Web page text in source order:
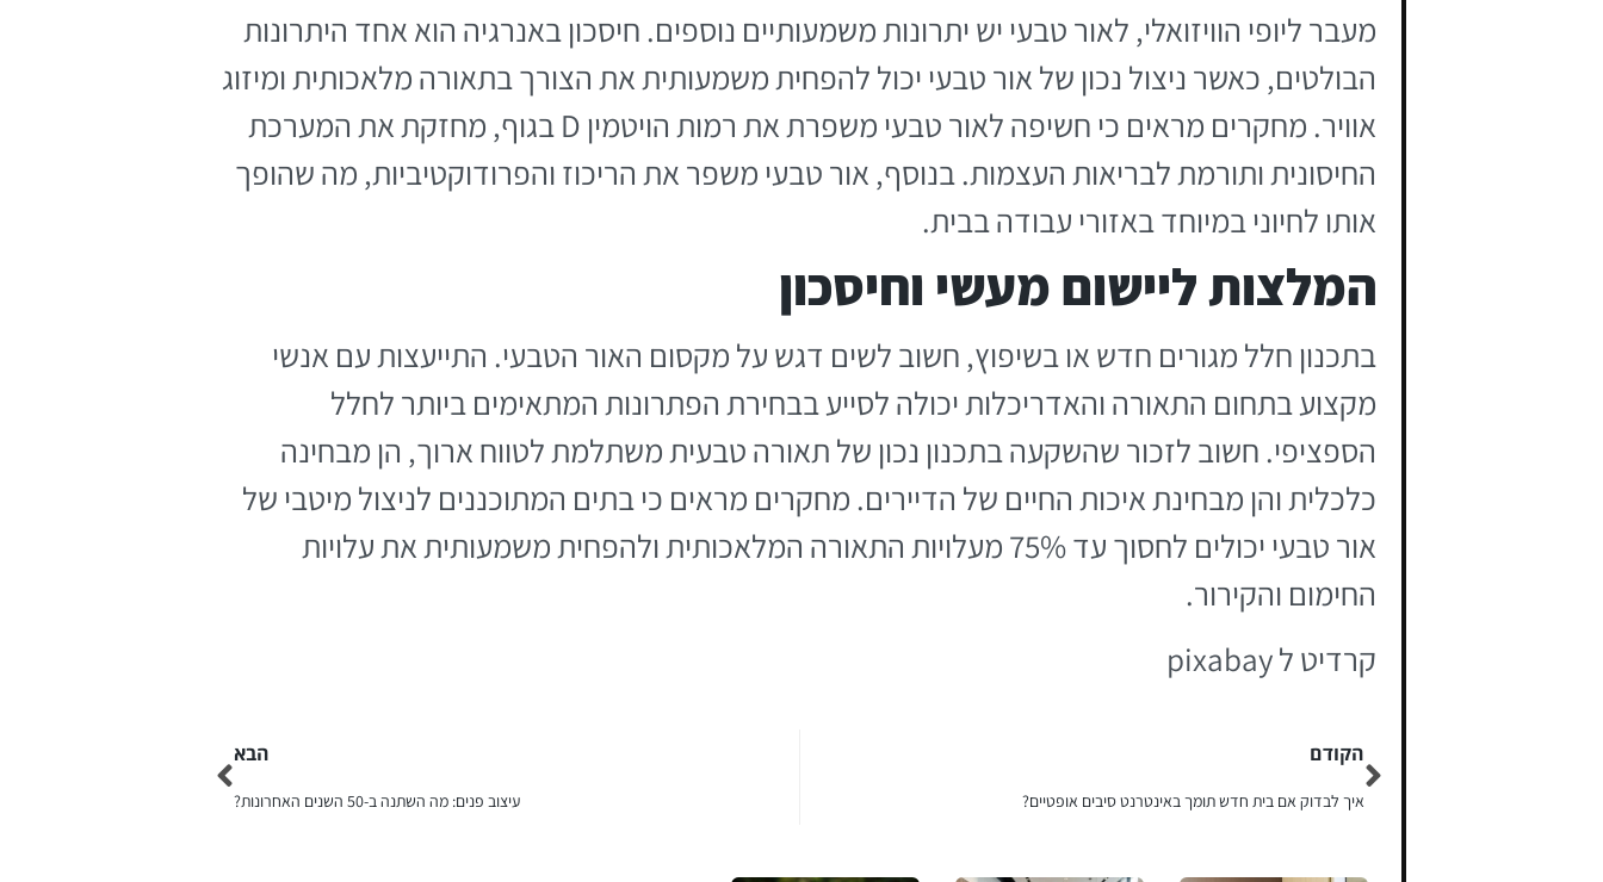
מעבר ליופי הוויזואלי, לאור טבעי יש יתרונות משמעותיים נוספים. חיסכון באנרגיה הוא אחד היתרונות
הבולטים, כאשר ניצול נכון של אור טבעי יכול להפחית משמעותית את הצורך בתאורה מלאכותית ומיזוג
אוויר. מחקרים מראים כי חשיפה לאור טבעי משפרת את רמות הויטמין D בגוף, מחזקת את המערכת
החיסונית ותורמת לבריאות העצמות. בנוסף, אור טבעי משפר את הריכוז והפרודוקטיביות, מה שהופך
אותו לחיוני במיוחד באזורי עבודה בבית.
המלצות ליישום מעשי וחיסכון
בתכנון חלל מגורים חדש או בשיפוץ, חשוב לשים דגש על מקסום האור הטבעי. התייעצות עם אנשי
מקצוע בתחום התאורה והאדריכלות יכולה לסייע בבחירת הפתרונות המתאימים ביותר לחלל
הספציפי. חשוב לזכור שהשקעה בתכנון נכון של תאורה טבעית משתלמת לטווח ארוך, הן מבחינה
כלכלית והן מבחינת איכות החיים של הדיירים. מחקרים מראים כי בתים המתוכננים לניצול מיטבי של
אור טבעי יכולים לחסוך עד 75% מעלויות התאורה המלאכותית ולהפחית משמעותית את עלויות
החימום והקירור.
קרדיט ל pixabay
הקודם
איך לבדוק אם בית חדש תומך באינטרנט סיבים אופטיים?
הבא
עיצוב פנים: מה השתנה ב-50 השנים האחרונות?